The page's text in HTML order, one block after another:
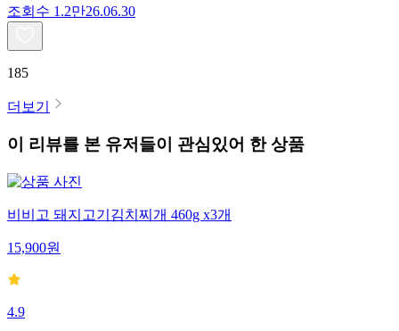
조회수 1.2만26.06.30
185
더보기
이 리뷰를 본 유저들이 관심있어 한 상품
비비고 돼지고기김치찌개 460g x3개
15,900원
4.9